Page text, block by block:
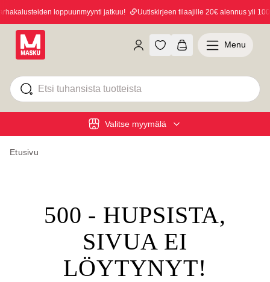
loppuunmyynti jatkuu! Uutiskirjeen tilaajille 20€ alennus yli 100€
Valitse myymälä
Menu
Etusivu
500 - HUPSISTA,
SIVUA EI
LÖYTYNYT!